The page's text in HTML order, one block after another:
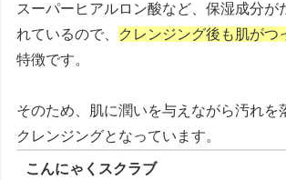
スーパーヒアルロン酸など、保湿成分が
れているので、
クレンジング後も肌がつ
特徴です。
そのため、肌に潤いを与えながら汚れを
クレンジングとなっています。
こんにゃくスクラブ